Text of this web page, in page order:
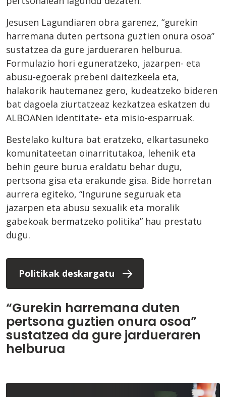
Jesusen Lagundiaren obra garenez, “gurekin
harremana duten pertsona guztien onura osoa”
sustatzea da gure jardueraren helburua.
Formulazio hori eguneratzeko, jazarpen- eta
abusu-egoerak prebeni daitezkeela eta,
halakorik hautemanez gero, kudeatzeko bideren
bat dagoela ziurtatzeaz kezkatzea eskatzen du
ALBOANen identitate- eta misio-esparruak.
Bestelako kultura bat eratzeko, elkartasuneko
komunitateetan oinarritutakoa, lehenik eta
behin geure burua eraldatu behar dugu,
pertsona gisa eta erakunde gisa. Bide horretan
aurrera egiteko, “Ingurune seguruak eta
jazarpen eta abusu sexualik eta moralik
gabekoak bermatzeko politika” hau prestatu
dugu.
Politikak deskargatu
“Gurekin harremana duten
pertsona guztien onura osoa”
sustatzea da gure jardueraren
helburua